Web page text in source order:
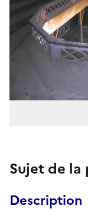
Sujet de
Description